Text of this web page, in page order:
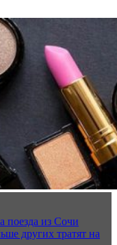
поезда из Сочи
других тратят на